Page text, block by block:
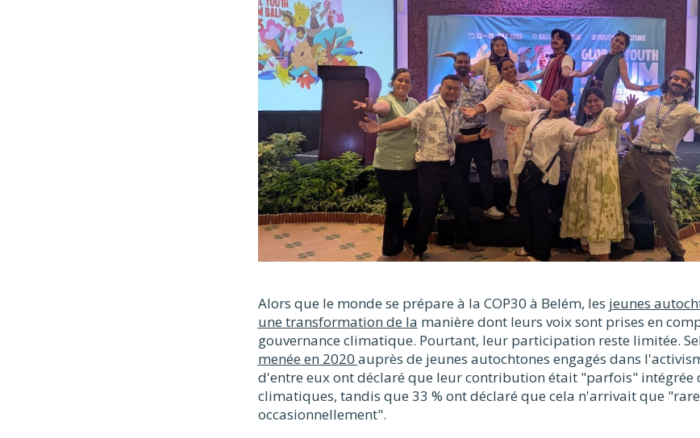
Alors que le monde se prépare à la COP30 à Belém, les jeunes
une transformation de la manière dont leurs voix sont prises en
gouvernance climatique. Pourtant, leur participation reste limitée.
menée en 2020 auprès de jeunes autochtones engagés dans
d'entre eux ont déclaré que leur contribution était "parfois" intégrée
climatiques, tandis que 33 % ont déclaré que cela n'arrivait que
occasionnellement".